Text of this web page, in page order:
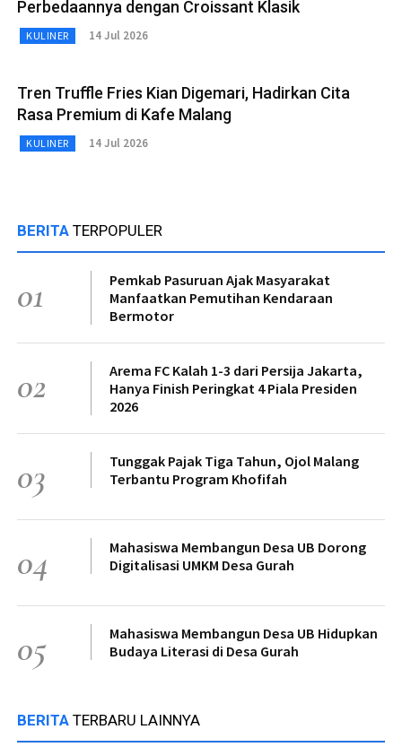
Perbedaannya dengan Croissant Klasik
KULINER 14 Jul 2026
Tren Truffle Fries Kian Digemari, Hadirkan Cita
Rasa Premium di Kafe Malang
KULINER 14 Jul 2026
BERITA TERPOPULER
01
Pemkab Pasuruan Ajak Masyarakat
Manfaatkan Pemutihan Kendaraan
Bermotor
02
Arema FC Kalah 1-3 dari Persija Jakarta,
Hanya Finish Peringkat 4 Piala Presiden
2026
03
Tunggak Pajak Tiga Tahun, Ojol Malang
Terbantu Program Khofifah
04
Mahasiswa Membangun Desa UB Dorong
Digitalisasi UMKM Desa Gurah
05
Mahasiswa Membangun Desa UB Hidupkan
Budaya Literasi di Desa Gurah
BERITA TERBARU LAINNYA